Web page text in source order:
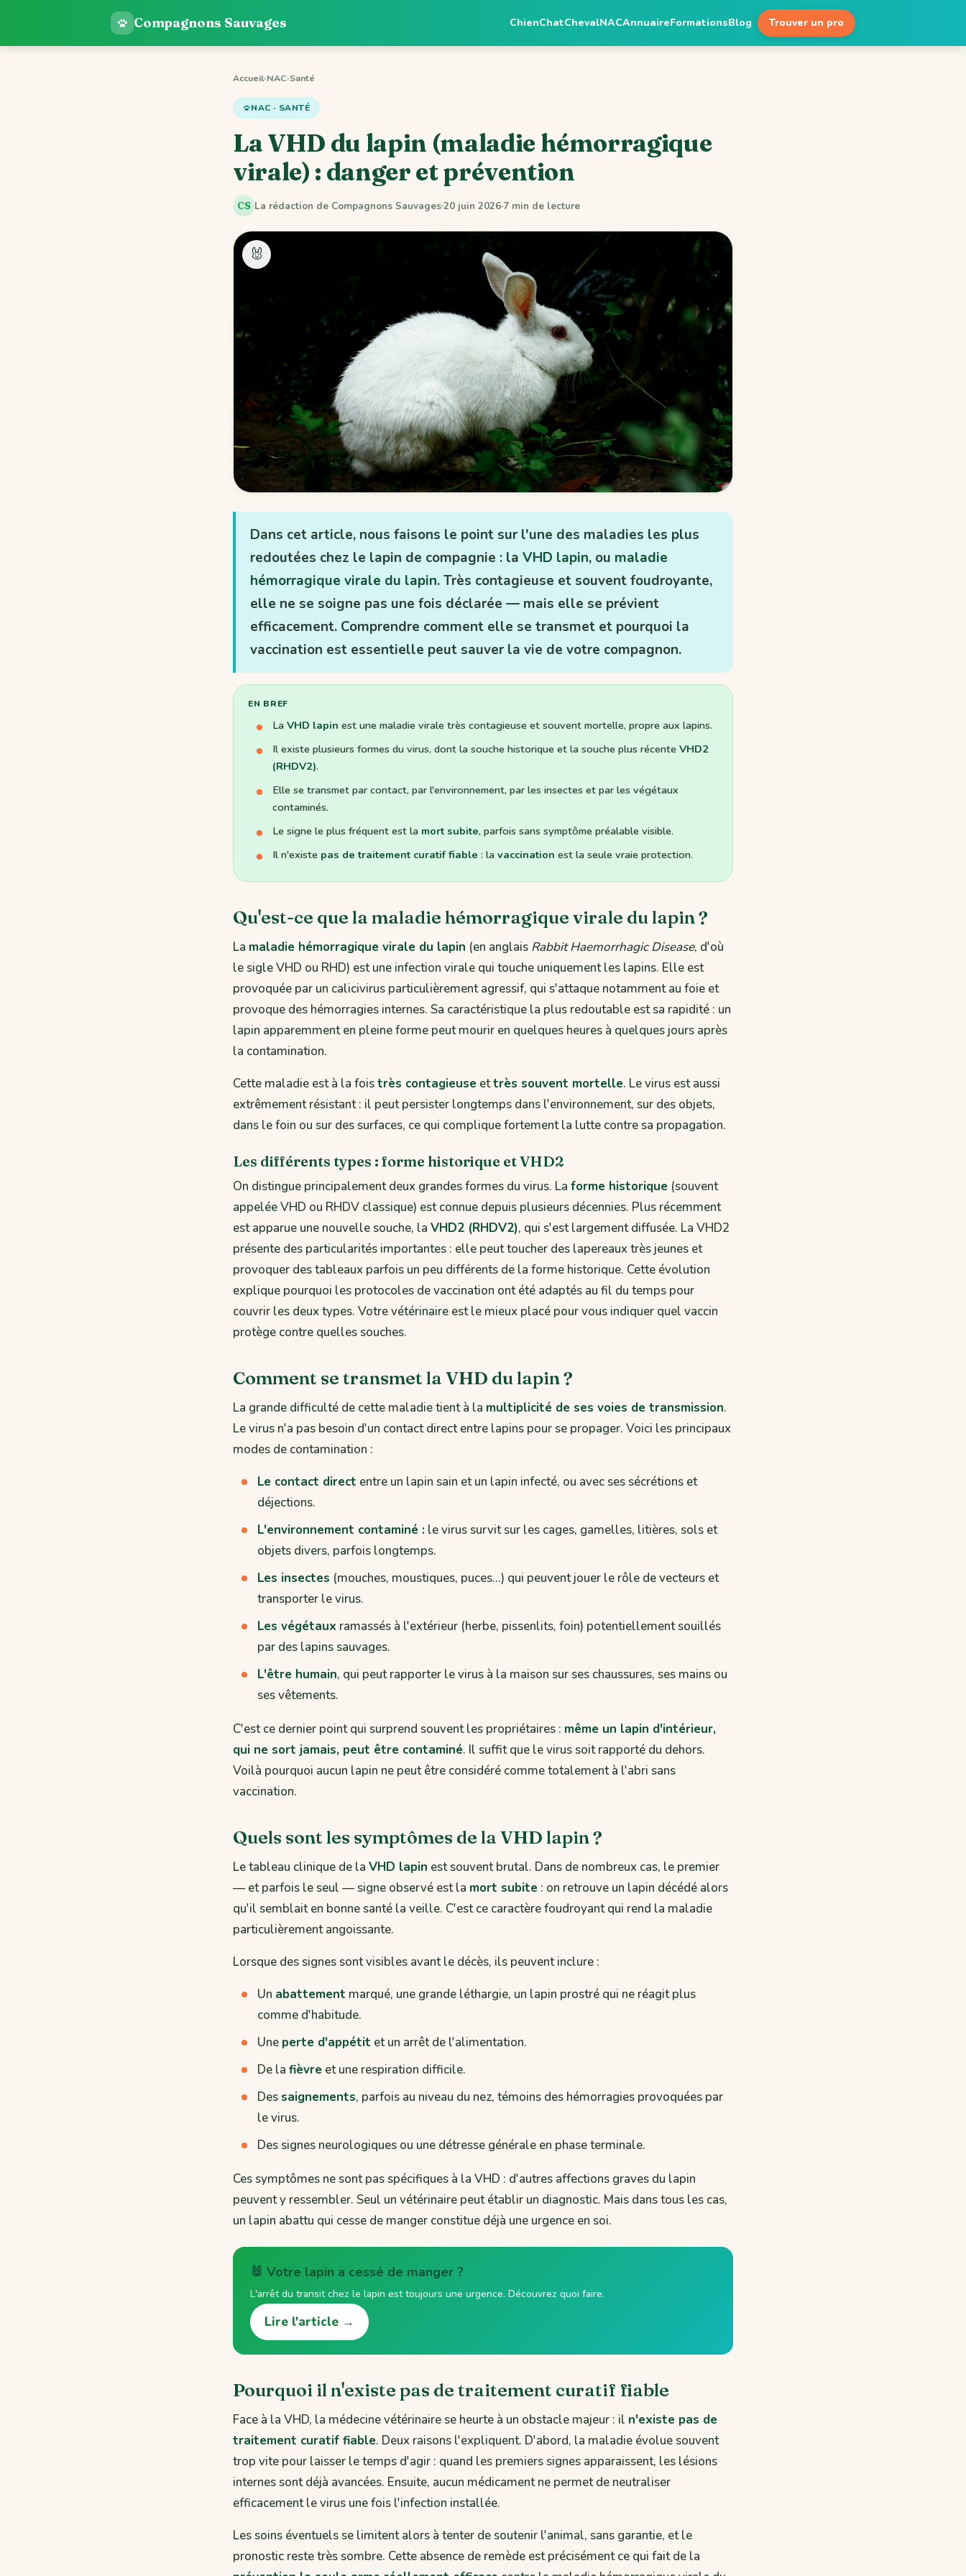
Compagnons Sauvages ChienChatChevalNACAnnuaireFormationsBlog Trouver un pro
Accueil›NAC›Santé
NAC · SANTÉ
La VHD du lapin (maladie hémorragique
virale) : danger et prévention
CS La rédaction de Compagnons Sauvages·20 juin 2026·7 min de lecture
🐰
Dans cet article, nous faisons le point sur l'une des maladies les plus
redoutées chez le lapin de compagnie : la VHD lapin, ou maladie
hémorragique virale du lapin. Très contagieuse et souvent foudroyante,
elle ne se soigne pas une fois déclarée — mais elle se prévient
efficacement. Comprendre comment elle se transmet et pourquoi la
vaccination est essentielle peut sauver la vie de votre compagnon.
EN BREF
La VHD lapin est une maladie virale très contagieuse et souvent mortelle, propre aux lapins.
Il existe plusieurs formes du virus, dont la souche historique et la souche plus récente VHD2
(RHDV2).
Elle se transmet par contact, par l'environnement, par les insectes et par les végétaux
contaminés.
Le signe le plus fréquent est la mort subite, parfois sans symptôme préalable visible.
Il n'existe pas de traitement curatif fiable : la vaccination est la seule vraie protection.
Qu'est-ce que la maladie hémorragique virale du lapin ?
La maladie hémorragique virale du lapin (en anglais Rabbit Haemorrhagic Disease, d'où
le sigle VHD ou RHD) est une infection virale qui touche uniquement les lapins. Elle est
provoquée par un calicivirus particulièrement agressif, qui s'attaque notamment au foie et
provoque des hémorragies internes. Sa caractéristique la plus redoutable est sa rapidité : un
lapin apparemment en pleine forme peut mourir en quelques heures à quelques jours après
la contamination.
Cette maladie est à la foistrès contagieuse ettrès souvent mortelle. Le virus est aussi
extrêmement résistant : il peut persister longtemps dans l'environnement, sur des objets,
dans le foin ou sur des surfaces, ce qui complique fortement la lutte contre sa propagation.
Les différents types : forme historique et VHD2
On distingue principalement deux grandes formes du virus. La forme historique (souvent
appelée VHD ou RHDV classique) est connue depuis plusieurs décennies. Plus récemment
est apparue une nouvelle souche, la VHD2 (RHDV2), qui s'est largement diffusée. La VHD2
présente des particularités importantes : elle peut toucher des lapereaux très jeunes et
provoquer des tableaux parfois un peu différents de la forme historique. Cette évolution
explique pourquoi les protocoles de vaccination ont été adaptés au fil du temps pour
couvrir les deux types. Votre vétérinaire est le mieux placé pour vous indiquer quel vaccin
protège contre quelles souches.
Comment se transmet la VHD du lapin ?
La grande difficulté de cette maladie tient à la multiplicité de ses voies de transmission.
Le virus n'a pas besoin d'un contact direct entre lapins pour se propager. Voici les principaux
modes de contamination :
Le contact direct entre un lapin sain et un lapin infecté, ou avec ses sécrétions et
déjections.
L'environnement contaminé : le virus survit sur les cages, gamelles, litières, sols et
objets divers, parfois longtemps.
Les insectes (mouches, moustiques, puces…) qui peuvent jouer le rôle de vecteurs et
transporter le virus.
Les végétaux ramassés à l'extérieur (herbe, pissenlits, foin) potentiellement souillés
par des lapins sauvages.
L'être humain, qui peut rapporter le virus à la maison sur ses chaussures, ses mains ou
ses vêtements.
C'est ce dernier point qui surprend souvent les propriétaires : même un lapin d'intérieur,
qui ne sort jamais, peut être contaminé. Il suffit que le virus soit rapporté du dehors.
Voilà pourquoi aucun lapin ne peut être considéré comme totalement à l'abri sans
vaccination.
Quels sont les symptômes de la VHD lapin ?
Le tableau clinique de la VHD lapin est souvent brutal. Dans de nombreux cas, le premier
— et parfois le seul — signe observé est la mort subite : on retrouve un lapin décédé alors
qu'il semblait en bonne santé la veille. C'est ce caractère foudroyant qui rend la maladie
particulièrement angoissante.
Lorsque des signes sont visibles avant le décès, ils peuvent inclure :
Un abattement marqué, une grande léthargie, un lapin prostré qui ne réagit plus
comme d'habitude.
Une perte d'appétit et un arrêt de l'alimentation.
De la fièvre et une respiration difficile.
Dessaignements, parfois au niveau du nez, témoins des hémorragies provoquées par
le virus.
Des signes neurologiques ou une détresse générale en phase terminale.
Ces symptômes ne sont pas spécifiques à la VHD : d'autres affections graves du lapin
peuvent y ressembler. Seul un vétérinaire peut établir un diagnostic. Mais dans tous les cas,
un lapin abattu qui cesse de manger constitue déjà une urgence en soi.
🐰 Votre lapin a cessé de manger ?
L'arrêt du transit chez le lapin est toujours une urgence. Découvrez quoi faire.
Lire l'article →
Pourquoi il n'existe pas de traitement curatif fiable
Face à la VHD, la médecine vétérinaire se heurte à un obstacle majeur : il n'existe pas de
traitement curatif fiable. Deux raisons l'expliquent. D'abord, la maladie évolue souvent
trop vite pour laisser le temps d'agir : quand les premiers signes apparaissent, les lésions
internes sont déjà avancées. Ensuite, aucun médicament ne permet de neutraliser
efficacement le virus une fois l'infection installée.
Les soins éventuels se limitent alors à tenter de soutenir l'animal, sans garantie, et le
pronostic reste très sombre. Cette absence de remède est précisément ce qui fait de la